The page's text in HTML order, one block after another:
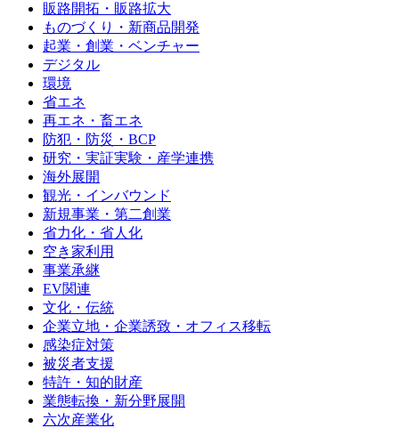
販路開拓・販路拡大
ものづくり・新商品開発
起業・創業・ベンチャー
デジタル
環境
省エネ
再エネ・畜エネ
防犯・防災・BCP
研究・実証実験・産学連携
海外展開
観光・インバウンド
新規事業・第二創業
省力化・省人化
空き家利用
事業承継
EV関連
文化・伝統
企業立地・企業誘致・オフィス移転
感染症対策
被災者支援
特許・知的財産
業態転換・新分野展開
六次産業化